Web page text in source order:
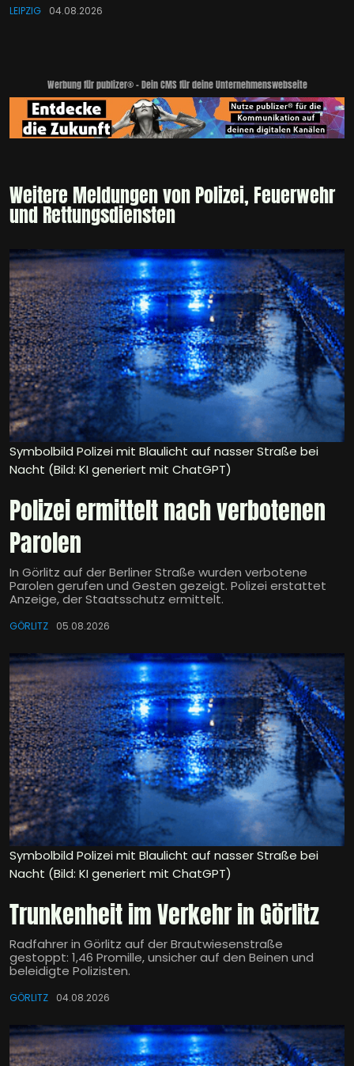
LEIPZIG 04.08.2026
Werbung für publizer® - Dein CMS für deine Unternehmenswebseite
Weitere Meldungen von Polizei, Feuerwehr
und Rettungsdiensten
Symbolbild Polizei mit Blaulicht auf nasser Straße bei
Nacht (Bild: KI generiert mit ChatGPT)
Polizei ermittelt nach verbotenen
Parolen
In Görlitz auf der Berliner Straße wurden verbotene
Parolen gerufen und Gesten gezeigt. Polizei erstattet
Anzeige, der Staatsschutz ermittelt.
GÖRLITZ 05.08.2026
Symbolbild Polizei mit Blaulicht auf nasser Straße bei
Nacht (Bild: KI generiert mit ChatGPT)
Trunkenheit im Verkehr in Görlitz
Radfahrer in Görlitz auf der Brautwiesenstraße
gestoppt: 1,46 Promille, unsicher auf den Beinen und
beleidigte Polizisten.
GÖRLITZ 04.08.2026